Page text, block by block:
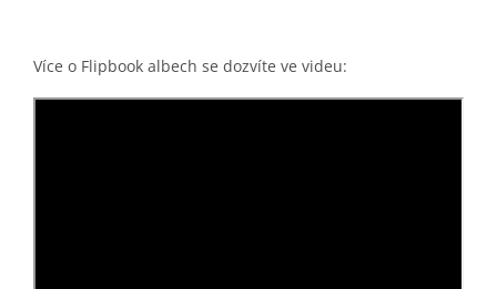
Více o Flipbook albech se dozvíte ve videu: